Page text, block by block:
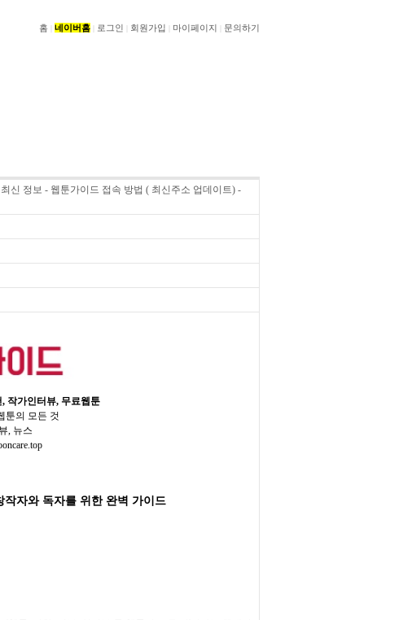
홈 네이버홈 로그인 회원가입 마이페이지 문의하기
신 정보 - 웹툰가이드 접속 방법 ( 최신주소 업데이트) -
작가인터뷰, 무료웹툰
툰의 모든 것
, 뉴스
자와 독자를 위한 완벽 가이드